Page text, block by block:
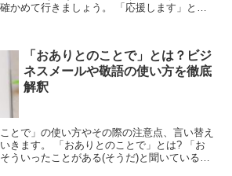
かめて行きましょう。 「応援します」とは?
「おありとのことで」とは？ビジ
ネスメールや敬語の使い方を徹底
解釈
とで」の使い方やその際の注意点、言い替え
きます。 「おありとのことで」とは? 「お
ういったことがある(そうだ)と聞いていると